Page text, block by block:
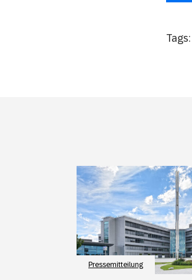
Tags:
Pressemitteilung